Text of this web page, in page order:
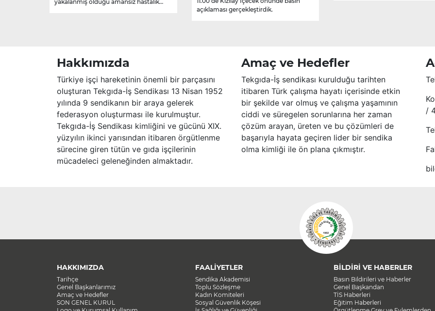
yakalanmış olduğu amansız hastalık
açıklaması gerçekleştirdik.
Hakkımızda
Türkiye işçi hareketinin önemli bir parçasını
oluşturan Tekgıda-İş Sendikası 13 Nisan 1952
yılında 9 sendikanın bir araya gelerek
federasyon oluşturması ile kurulmuştur.
Tekgıda-İş Sendikası kimliğini ve gücünü XIX.
yüzyılın ikinci yarısından itibaren örgütlenme
sürecine giren tütün ve gıda işçilerinin
mücadeleci geleneğinden almaktadır.
Amaç ve Hedefler
Tekgıda-İş sendikası kurulduğu tarihten
itibaren Türk çalışma hayatı içerisinde etkin
bir şekilde var olmuş ve çalışma yaşamının
ciddi ve süregelen sorunlarına her zaman
çözüm arayan, üreten ve bu çözümleri de
başarıyla hayata geçiren lider bir sendika
olma kimliği ile ön plana çıkmıştır.
/
HAKKIMIZDA
Tarihçe
Genel Başkanlarımız
Amaç ve Hedefler
SON GENEL KURUL
FAALİYETLER
Sendika Akademisi
Toplu Sözleşme
Kadın Komiteleri
Sosyal Güvenlik Köşesi
BİLDİRİ VE HABERLER
Basın Bildirileri ve Haberler
Genel Başkandan
TİS Haberleri
Eğitim Haberleri